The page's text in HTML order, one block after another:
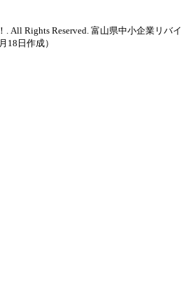
All Rights Reserved. 富山県中小企業リバイ
18日作成）